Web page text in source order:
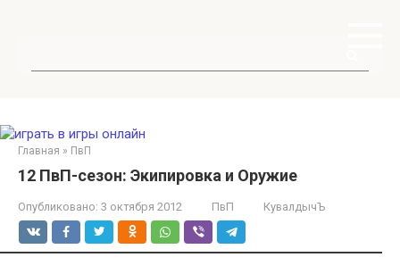
Главная » ПвП
12 ПвП-сезон: Экипировка и Оружие
Опубликовано: 3 октября 2012 ПвП КувалдычЪ